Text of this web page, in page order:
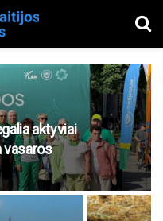
aktyviai
vasaros